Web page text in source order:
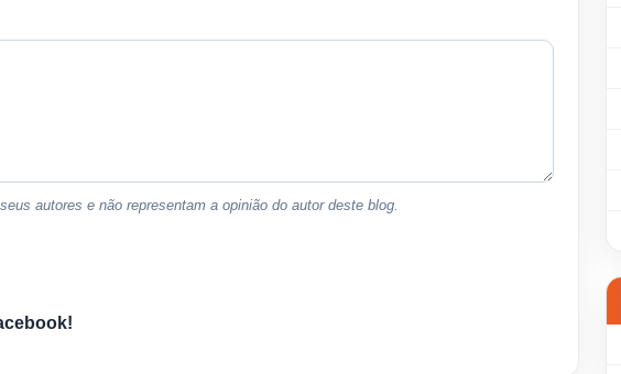
autores e não representam a opinião do autor deste blog.